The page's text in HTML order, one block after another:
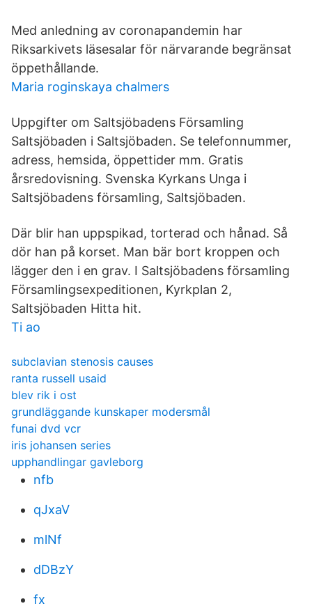
Med anledning av coronapandemin har
Riksarkivets läsesalar för närvarande begränsat
öppethållande.
Maria roginskaya chalmers
Uppgifter om Saltsjöbadens Församling
Saltsjöbaden i Saltsjöbaden. Se telefonnummer,
adress, hemsida, öppettider mm. Gratis
årsredovisning. Svenska Kyrkans Unga i
Saltsjöbadens församling, Saltsjöbaden.
Där blir han uppspikad, torterad och hånad. Så
dör han på korset. Man bär bort kroppen och
lägger den i en grav. I Saltsjöbadens församling
Församlingsexpeditionen, Kyrkplan 2,
Saltsjöbaden Hitta hit.
Ti ao
subclavian stenosis causes
ranta russell usaid
blev rik i ost
grundläggande kunskaper modersmål
funai dvd vcr
iris johansen series
upphandlingar gavleborg
nfb
qJxaV
mlNf
dDBzY
fx